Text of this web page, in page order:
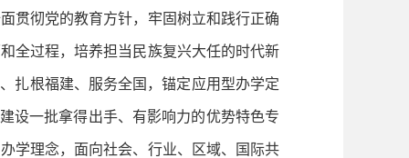
贯彻党的教育方针，牢固树立和践行正确
全过程，培养担当民族复兴大任的时代新
扎根福建、服务全国，锚定应用型办学定
设一批拿得出手、有影响力的优势特色专
学理念，面向社会、行业、区域、国际共